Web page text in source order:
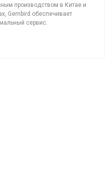
производством в Китае и
Gembird обеспечивает
сервис.